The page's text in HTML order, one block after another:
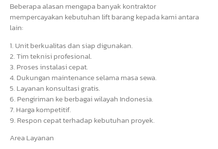
Beberapa alasan mengapa banyak kontraktor
mempercayakan kebutuhan lift barang kepada kami antara
lain:
1. Unit berkualitas dan siap digunakan.
2. Tim teknisi profesional.
3. Proses instalasi cepat.
4. Dukungan maintenance selama masa sewa.
5. Layanan konsultasi gratis.
6. Pengiriman ke berbagai wilayah Indonesia.
7. Harga kompetitif.
9. Respon cepat terhadap kebutuhan proyek.
Area Layanan